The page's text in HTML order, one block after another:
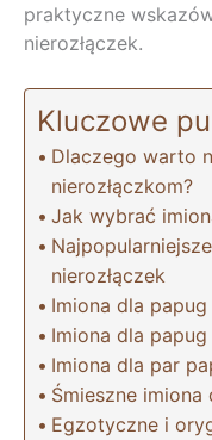
praktyczne
nierozłączek.
Kluczowe
Dlaczego warto
nierozłączkom?
Jak wybrać
nierozłączek
Imiona dla
Imiona dla
Imiona dla par
Śmieszne imiona
Egzotyczne i